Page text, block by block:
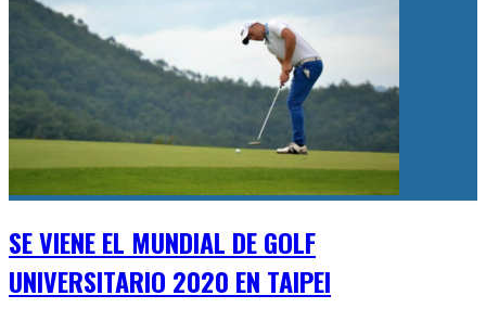
SE VIENE EL MUNDIAL DE GOLF
UNIVERSITARIO 2020 EN TAIPEI